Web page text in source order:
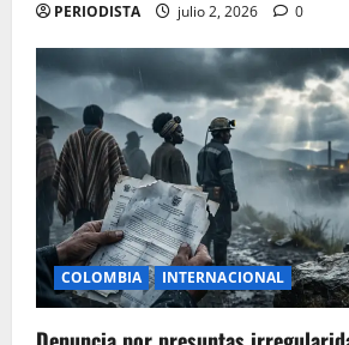
PERIODISTA julio 2, 2026 0
COLOMBIA INTERNACIONAL